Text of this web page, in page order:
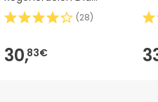
Recargo 50ml
(28)
30,83€